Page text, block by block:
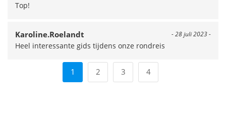
Top!
- 28 juli 2023 -
Karoline.Roelandt
Heel interessante gids tijdens onze rondreis
1 2 3 4